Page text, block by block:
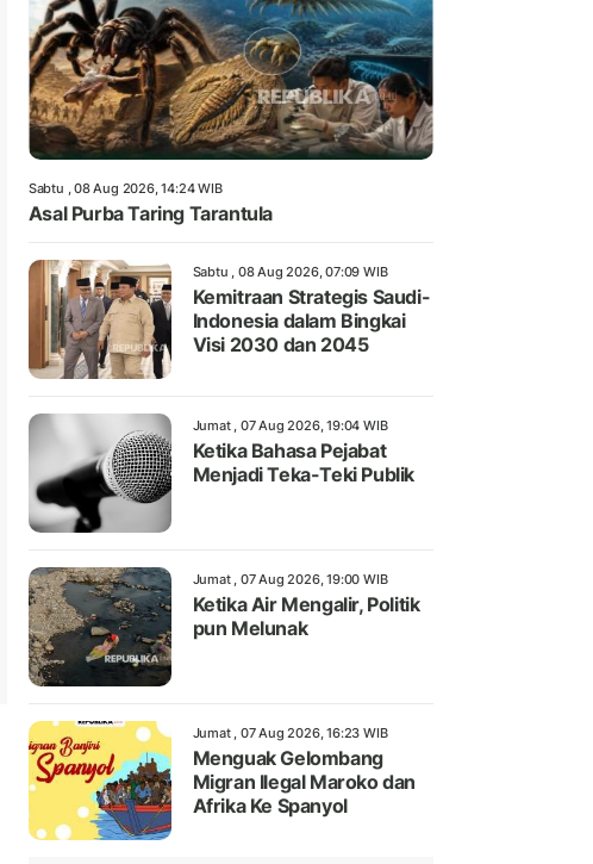
Sabtu , 08 Aug 2026, 14:24 WIB
Asal Purba Taring Tarantula
Sabtu , 08 Aug 2026, 07:09 WIB
Kemitraan Strategis Saudi-
Indonesia dalam Bingkai
Visi 2030 dan 2045
Jumat , 07 Aug 2026, 19:04 WIB
Ketika Bahasa Pejabat
Menjadi Teka-Teki Publik
Jumat , 07 Aug 2026, 19:00 WIB
Ketika Air Mengalir, Politik
pun Melunak
Jumat , 07 Aug 2026, 16:23 WIB
Menguak Gelombang
Migran Ilegal Maroko dan
Afrika Ke Spanyol